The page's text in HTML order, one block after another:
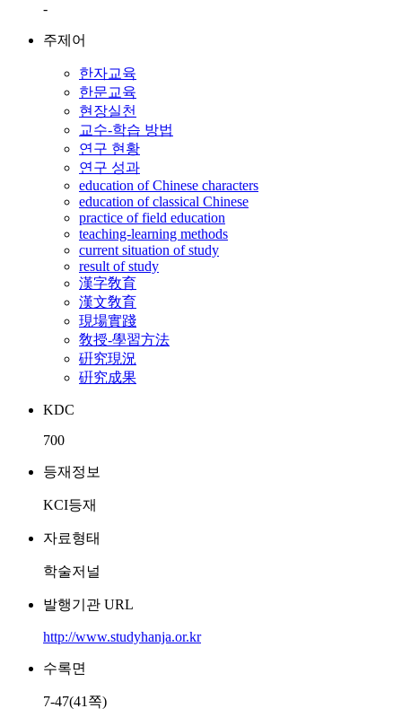
-
주제어
한자교육
한문교육
현장실천
교수-학습 방법
연구 현황
연구 성과
education of Chinese characters
education of classical Chinese
practice of field education
teaching-learning methods
current situation of study
result of study
漢字敎育
漢文敎育
現場實踐
敎授-學習方法
硏究現況
硏究成果
KDC
700
등재정보
KCI등재
자료형태
학술저널
발행기관 URL
http://www.studyhanja.or.kr
수록면
7-47(41쪽)